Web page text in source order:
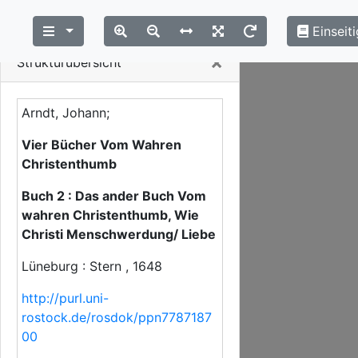
Strukturübersicht × Close
Arndt, Johann;
Vier Bücher Vom Wahren
Christenthumb
Buch 2 : Das ander Buch Vom
wahren Christenthumb, Wie
Christi Menschwerdung/ Liebe
Lüneburg : Stern , 1648
http://purl.uni-
rostock.de/rosdok/ppn7787187
00